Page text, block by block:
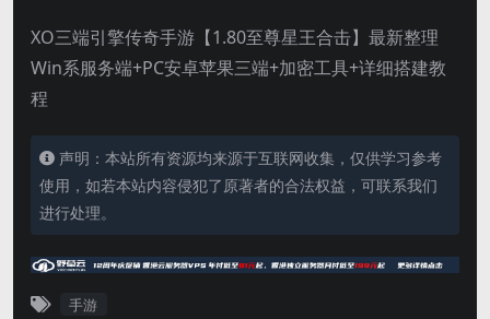
XO三端引擎传奇手游【1.80至尊星王合击】最新整理
Win系服务端+PC安卓苹果三端+加密工具+详细搭建教
程
声明：本站所有资源均来源于互联网收集，仅供学习参考
使用，如若本站内容侵犯了原著者的合法权益，可联系我们
进行处理。
手游